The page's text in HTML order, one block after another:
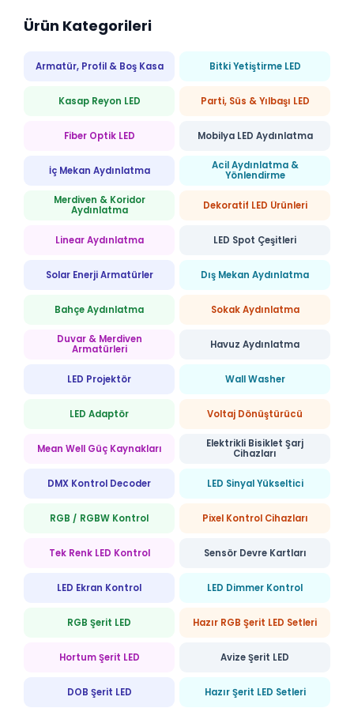
Ürün Kategorileri
Armatür, Profil & Boş Kasa Bitki Yetiştirme LED
Kasap Reyon LED Parti, Süs & Yılbaşı LED
Fiber Optik LED Mobilya LED Aydınlatma
İç Mekan Aydınlatma
Acil Aydınlatma &
Yönlendirme
Merdiven & Koridor
Aydınlatma
Dekoratif LED Ürünleri
Linear Aydınlatma LED Spot Çeşitleri
Solar Enerji Armatürler Dış Mekan Aydınlatma
Bahçe Aydınlatma Sokak Aydınlatma
Duvar & Merdiven
Armatürleri
Havuz Aydınlatma
LED Projektör Wall Washer
LED Adaptör Voltaj Dönüştürücü
Mean Well Güç Kaynakları
Elektrikli Bisiklet Şarj
Cihazları
DMX Kontrol Decoder LED Sinyal Yükseltici
RGB / RGBW Kontrol Pixel Kontrol Cihazları
Tek Renk LED Kontrol Sensör Devre Kartları
LED Ekran Kontrol LED Dimmer Kontrol
RGB Şerit LED Hazır RGB Şerit LED Setleri
Hortum Şerit LED Avize Şerit LED
DOB Şerit LED Hazır Şerit LED Setleri